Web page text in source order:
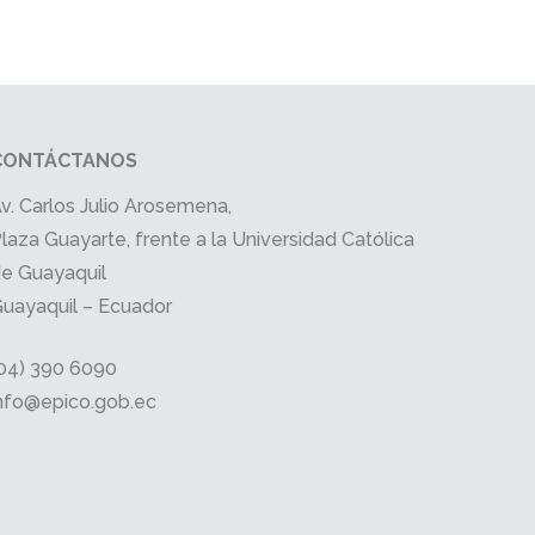
Carlos Julio Arosemena,
Guayarte, frente a la Universidad Católica
Guayaquil
– Ecuador
390 6090